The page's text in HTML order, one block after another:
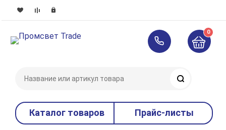
0
Каталог товаров Прайс-листы